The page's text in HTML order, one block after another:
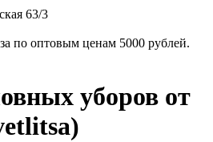
63/3
по оптовым ценам 5000 рублей.
уборов от